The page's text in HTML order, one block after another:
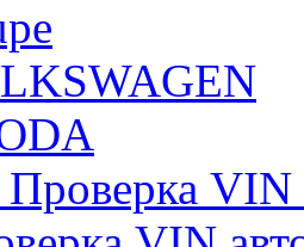
VIN